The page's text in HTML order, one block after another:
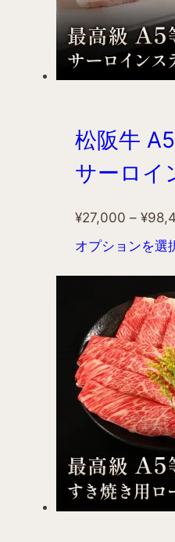
松阪牛
サーロイ
¥27,000 – ¥
オプションを選